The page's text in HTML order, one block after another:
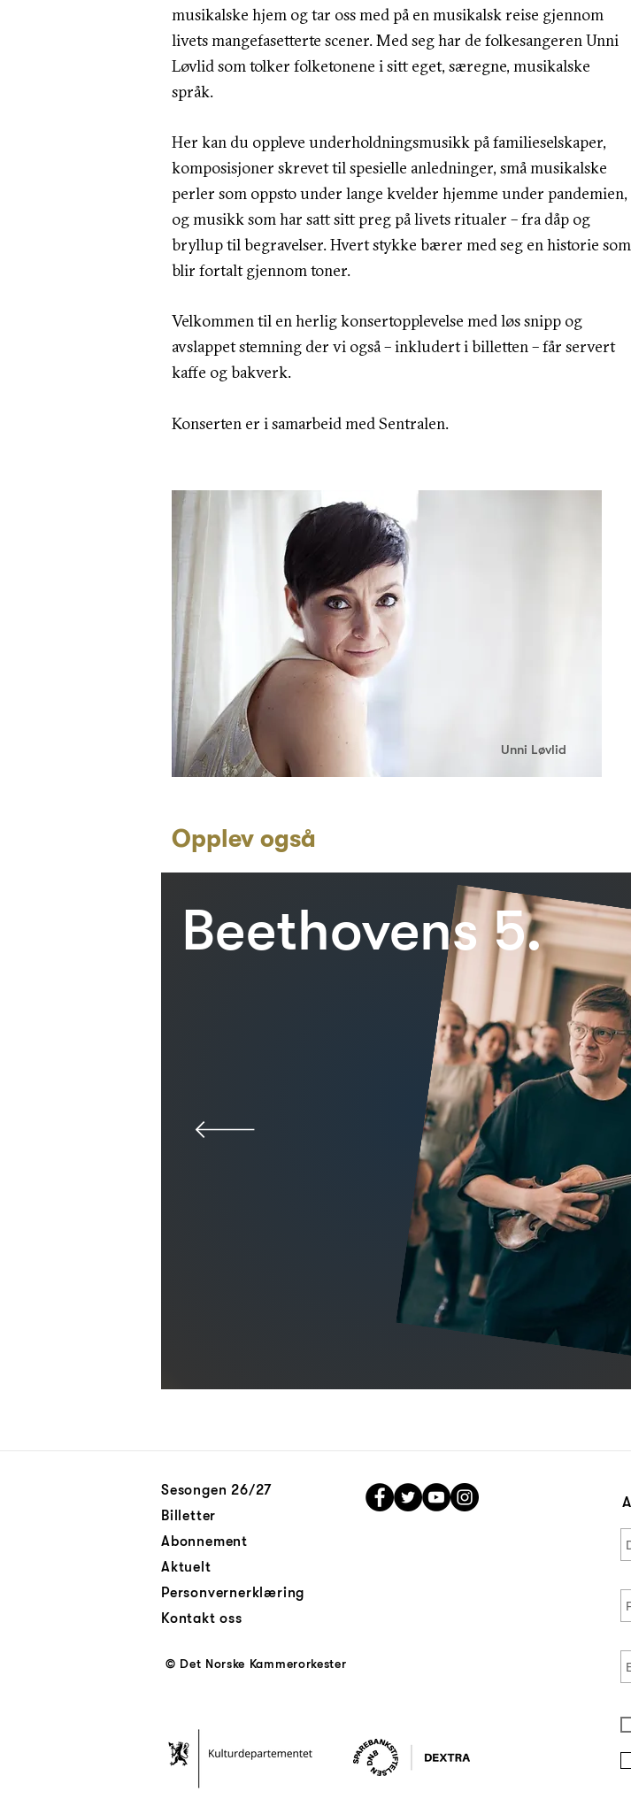
musikalske hjem og tar oss med på en musikalsk reise gjennom
livets mangefasetterte scener. Med seg har de folkesangeren Unni
Løvlid som tolker folketonene i sitt eget, særegne, musikalske
språk.
Her kan du oppleve underholdningsmusikk på familieselskaper,
komposisjoner skrevet til spesielle anledninger, små musikalske
perler som oppsto under lange kvelder hjemme under pandemien,
og musikk som har satt sitt preg på livets ritualer – fra dåp og
bryllup til begravelser. Hvert stykke bærer med seg en historie som
blir fortalt gjennom toner.
Velkommen til en herlig konsertopplevelse med løs snipp og
avslappet stemning der vi også – inkludert i billetten – får servert
kaffe og bakverk.
Konserten er i samarbeid med Sentralen.
Unni Løvlid
Opplev også
Beethovens 5.
Sesongen 26/27
Billetter
Abonnement
Aktuelt
Personvernerklæring
Kontakt oss
© Det Norske Kammerorkester